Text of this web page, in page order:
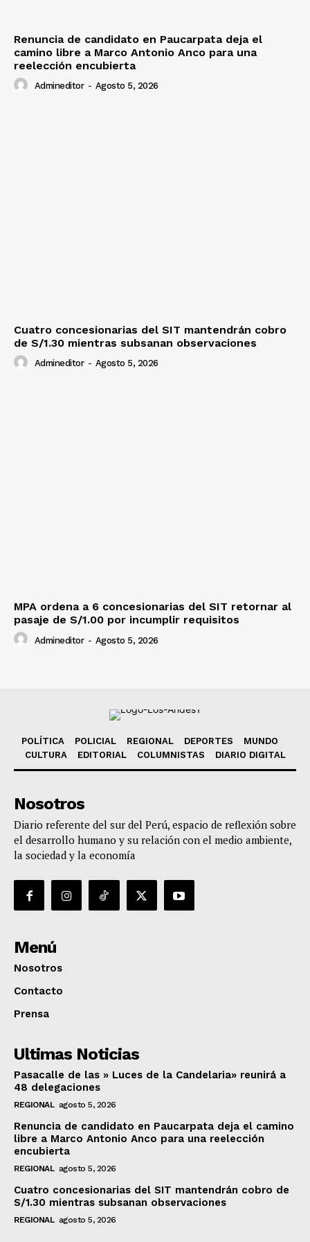
Renuncia de candidato en Paucarpata deja el
camino libre a Marco Antonio Anco para una
reelección encubierta
Admineditor - Agosto 5, 2026
Cuatro concesionarias del SIT mantendrán cobro
de S/1.30 mientras subsanan observaciones
Admineditor - Agosto 5, 2026
MPA ordena a 6 concesionarias del SIT retornar al
pasaje de S/1.00 por incumplir requisitos
Admineditor - Agosto 5, 2026
POLÍTICA POLICIAL REGIONAL DEPORTES
MUNDO
CULTURA
EDITORIAL COLUMNISTAS DIARIO DIGITAL
Nosotros
Diario referente del sur del Perú, espacio de reflexión sobre
el desarrollo humano y su relación con el medio ambiente,
la sociedad y la economía
Menú
Nosotros
Contacto
Prensa
Ultimas Noticias
Pasacalle de las » Luces de la Candelaria» reunirá a
48 delegaciones
REGIONAL agosto 5, 2026
Renuncia de candidato en Paucarpata deja el camino
libre a Marco Antonio Anco para una reelección
encubierta
REGIONAL agosto 5, 2026
Cuatro concesionarias del SIT mantendrán cobro de
S/1.30 mientras subsanan observaciones
REGIONAL agosto 5, 2026